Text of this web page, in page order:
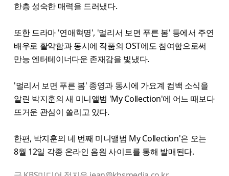
한층 성숙한 매력을 드러냈다.
또한 드라마 '연애혁명', '멀리서 보면 푸른 봄' 등에서 주연
배우로 활약함과 동시에 작품의 OST에도 참여함으로써
만능 엔터테이너다운 존재감을 빛냈다.
'멀리서 보면 푸른 봄' 종영과 동시에 가요계 컴백 소식을
알린 박지훈의 새 미니앨범 'My Collection'에 어느 때보다
뜨거운 관심이 쏠리고 있다.
한편, 박지훈의 네 번째 미니앨범 My Collection'은 오는
8월 12일 각종 온라인 음원 사이트를 통해 발매된다.